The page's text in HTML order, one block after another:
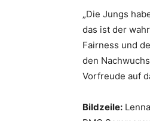
„Die Jungs
das ist der
Fairness und
den
Vorfreude auf
Bildzeile: